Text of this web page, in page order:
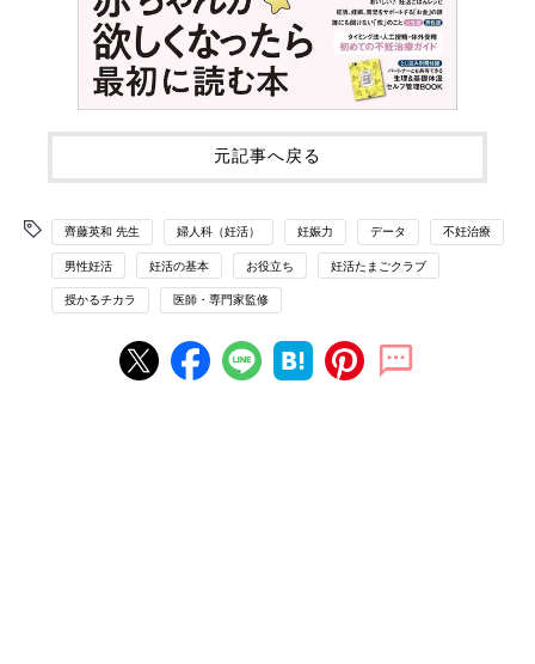
元記事へ戻る
齊藤英和 先生 婦人科（妊活） 妊娠力 データ 不妊治療
男性妊活 妊活の基本 お役立ち 妊活たまごクラブ
授かるチカラ 医師・専門家監修